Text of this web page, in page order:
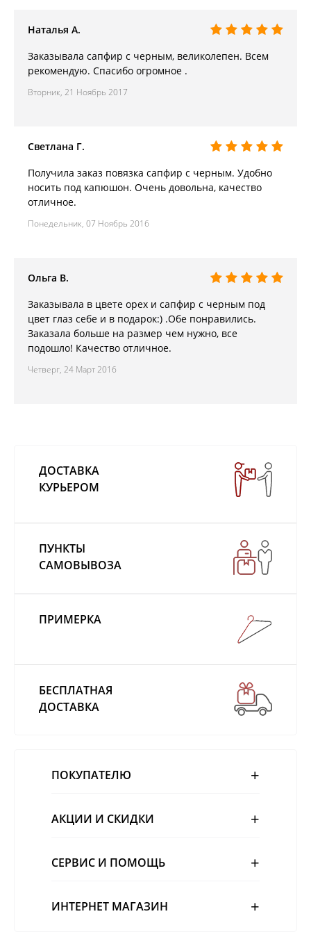
Наталья А.
Заказывала сапфир с черным, великолепен. Всем
рекомендую. Спасибо огромное .
Вторник, 21 Ноябрь 2017
Светлана Г.
Получила заказ повязка сапфир с черным. Удобно
носить под капюшон. Очень довольна, качество
отличное.
Понедельник, 07 Ноябрь 2016
Ольга В.
Заказывала в цвете орех и сапфир с черным под
цвет глаз себе и в подарок:) .Обе понравились.
Заказала больше на размер чем нужно, все
подошло! Качество отличное.
Четверг, 24 Март 2016
ДОСТАВКА
КУРЬЕРОМ
ПУНКТЫ
САМОВЫВОЗА
ПРИМЕРКА
БЕСПЛАТНАЯ
ДОСТАВКА
ПОКУПАТЕЛЮ
АКЦИИ И СКИДКИ
СЕРВИС И ПОМОЩЬ
ИНТЕРНЕТ МАГАЗИН